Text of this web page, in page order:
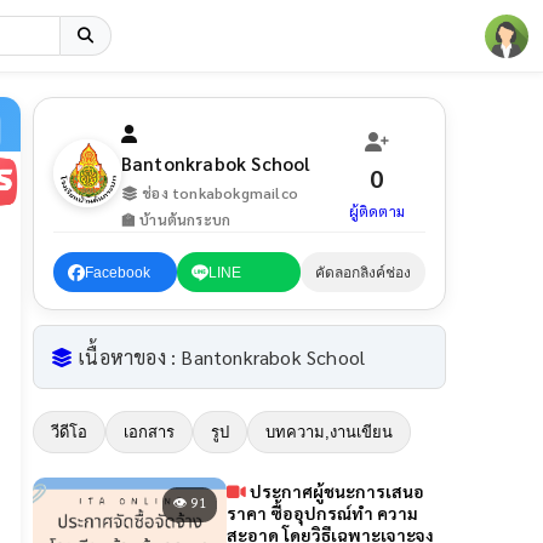
Bantonkrabok School
ช่อง tonkabokgmailco
🏫 บ้านต้นกระบก
0
ผู้ติดตาม
Facebook LINE คัดลอกลิงค์ช่อง
เนื้อหาของ : Bantonkrabok School
วีดีโอ เอกสาร รูป บทความ,งานเขียน
👁 91
ประกาศผู้ชนะการเสนอ
ราคา ซื้ออุปกรณ์ทํา ความ
สะอาด โดยวิธีเฉพาะเจาะจง